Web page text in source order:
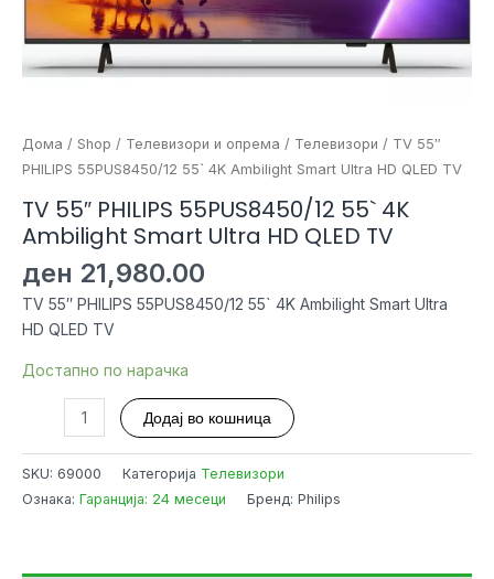
Дома / Shop / Телевизори и опрема / Телевизори / TV 55″
PHILIPS 55PUS8450/12 55` 4K Ambilight Smart Ultra HD QLED TV
TV 55″ PHILIPS 55PUS8450/12 55` 4K
Ambilight Smart Ultra HD QLED TV
ден 21,980.00
TV 55″ PHILIPS 55PUS8450/12 55` 4K Ambilight Smart Ultra
HD QLED TV
Достапно по нарачка
PHILIPS
Додај во кошница
SKU: 69000 Категорија Телевизори
Ознака: Гаранција: 24 месеци Бренд: Philips